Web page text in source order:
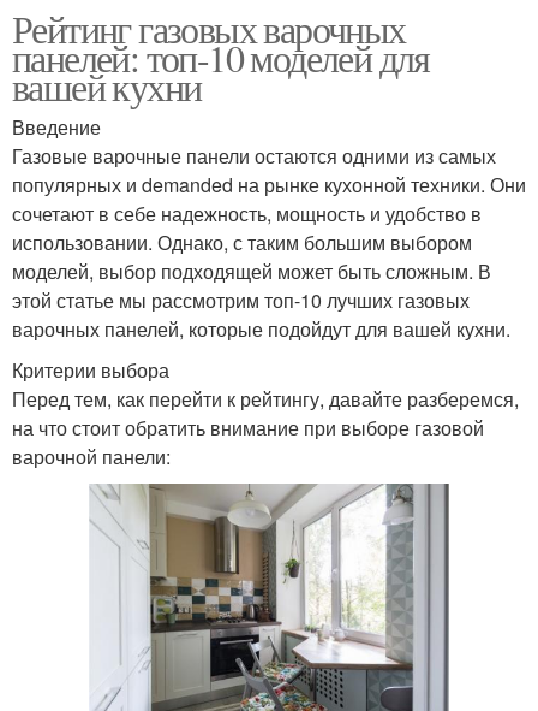
Рейтинг газовых варочных
панелей: топ-10 моделей для
вашей кухни
Введение
Газовые варочные панели остаются одними из самых
популярных и demanded на рынке кухонной техники. Они
сочетают в себе надежность, мощность и удобство в
использовании. Однако, с таким большим выбором
моделей, выбор подходящей может быть сложным. В
этой статье мы рассмотрим топ-10 лучших газовых
варочных панелей, которые подойдут для вашей кухни.
Критерии выбора
Перед тем, как перейти к рейтингу, давайте разберемся,
на что стоит обратить внимание при выборе газовой
варочной панели: